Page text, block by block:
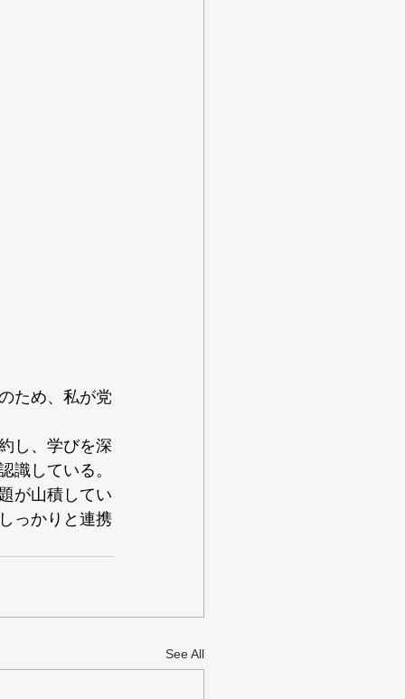
ため、私が党
し、学びを深
識している。
が山積してい
っかりと連携
See All